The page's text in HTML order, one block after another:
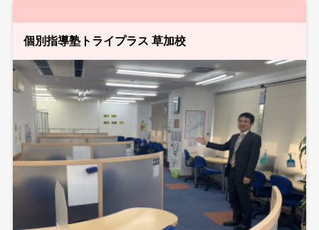
個別指導塾トライプラス 草加校